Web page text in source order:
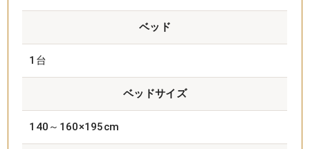
ベッド
1台
ベッドサイズ
140～160×195cm